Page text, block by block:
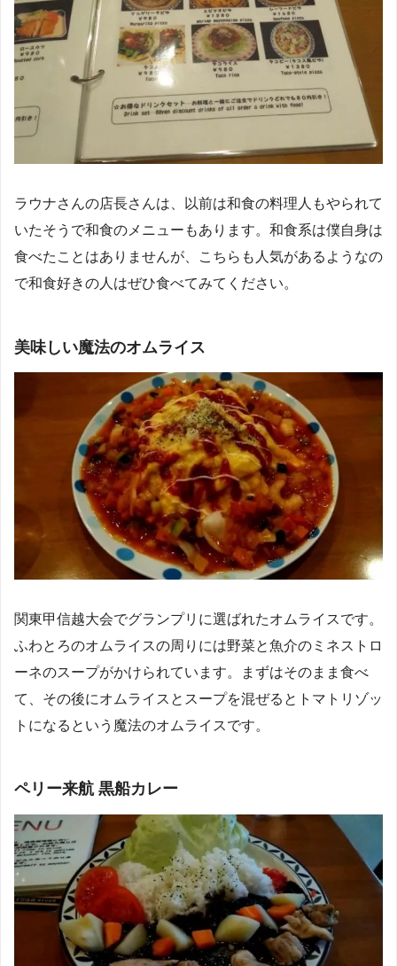
ラウナさんの店長さんは、以前は和食の料理人もやられて
いたそうで和食のメニューもあります。和食系は僕自身は
食べたことはありませんが、こちらも人気があるようなの
で和食好きの人はぜひ食べてみてください。
美味しい魔法のオムライス
関東甲信越大会でグランプリに選ばれたオムライスです。
ふわとろのオムライスの周りには野菜と魚介のミネストロ
ーネのスープがかけられています。まずはそのまま食べ
て、その後にオムライスとスープを混ぜるとトマトリゾッ
トになるという魔法のオムライスです。
ペリー来航 黒船カレー